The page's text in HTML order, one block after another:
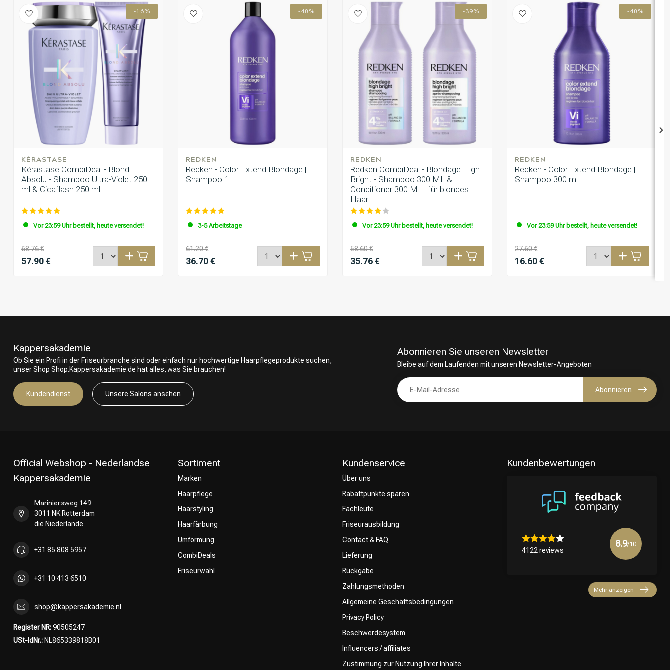
-16%
KÉRASTASE
Kérastase CombiDeal - Blond
Absolu - Shampoo Ultra-Violet 250
ml & Cicaflash 250 ml
Vor 23:59 Uhr bestellt, heute versendet!
68.76 €
57.90 €
-40%
REDKEN
Redken - Color Extend Blondage |
Shampoo 1L
3-5 Arbeitstage
61.20 €
36.70 €
-39%
REDKEN
Redken CombiDeal - Blondage High
Bright - Shampoo 300 ML &
Conditioner 300 ML | für blondes
Haar
Vor 23:59 Uhr bestellt, heute versendet!
58.60 €
35.76 €
-40%
REDKEN
Redken - Color Extend Blondage |
Shampoo 300 ml
Vor 23:59 Uhr bestellt, heute versendet!
27.60 €
16.60 €
Kappersakademie
Ob Sie ein Profi in der Friseurbranche sind oder einfach nur hochwertige Haarpflegeprodukte suchen,
unser Shop Shop.Kappersakademie.de hat alles, was Sie brauchen!
Kundendienst Unsere Salons ansehen
Abonnieren Sie unseren Newsletter
Bleibe auf dem Laufenden mit unseren Newsletter-Angeboten
Abonnieren
Official Webshop - Nederlandse
Kappersakademie
Mariniersweg 149
3011 NK Rotterdam
die Niederlande
+31 85 808 5957
+31 10 413 6510
shop@kappersakademie.nl
Register NR:90505247
USt-IdNr.: NL865339818B01
Sortiment
Marken
Haarpflege
Haarstyling
Haarfärbung
Umformung
CombiDeals
Friseurwahl
Kundenservice
Über uns
Rabattpunkte sparen
Fachleute
Friseurausbildung
Contact & FAQ
Lieferung
Rückgabe
Zahlungsmethoden
Allgemeine Geschäftsbedingungen
Privacy Policy
Beschwerdesystem
Influencers / affiliates
Zustimmung zur Nutzung Ihrer Inhalte
Kundenbewertungen
4122 reviews
8.9/10
Mehr anzeigen